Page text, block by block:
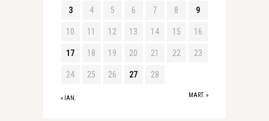
« IAN. MART. »
3 4 5 6 7 8 9
10 11 12 13 14 15 16
17 18 19 20 21 22 23
24 25 26 27 28